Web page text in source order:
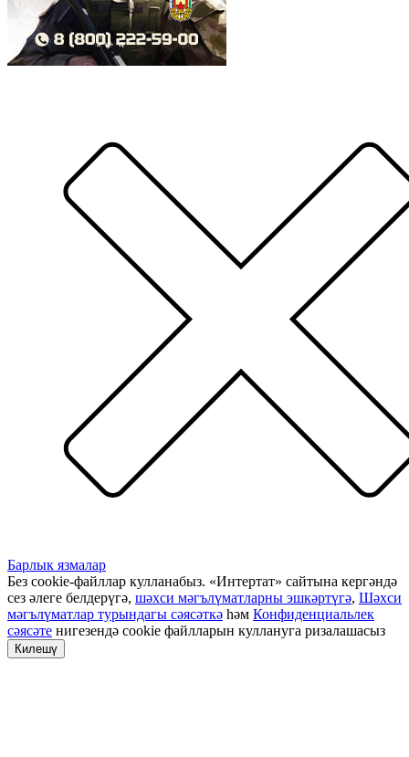
Барлык язмалар
Без cookie-файллар кулланабыз. «Интертат» сайтына кергәндә
сез әлеге белдерүгә, шәхси мәгълүматларны эшкәртүгә, Шәхси
мәгълүматлар турындагы сәясәткә һәм Конфиденциальлек
сәясәте нигезендә cookie файлларын куллануга ризалашасыз
Килешү